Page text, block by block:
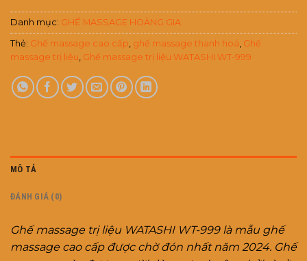
Danh mục: GHẾ MASSAGE HOÀNG GIA
Thẻ: Ghế massage cao cấp ghế massage thanh hoá Ghế
massage trị liệu Ghế massage trị liệu WATASHI WT-999
MÔ TẢ
ĐÁNH GIÁ (0)
Ghế massage trị liệu WATASHI WT-999 là mẫu ghế
massage cao cấp được chờ đón nhất năm 2024. Ghế